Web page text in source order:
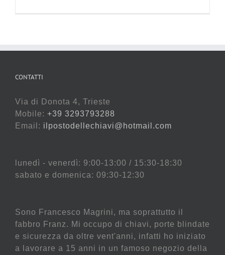
CONTATTI
Via di Donota 4, Trieste
Mobile: +39 3293793288
Email: ilpostodellechiavi@hotmail.com
lunedì - venerdì: 9:00-13:00 / 15:30-18:30
sabato e domenica: 09:30-12:30
Sono Francesco Magrini, ma soprattutto il
fabbro Franz. Mi occupo di chiavi, porte blindate
e sicurezza da oltre vent'anni, infatti ho iniziato
a lavorare a 15 anni in un famoso negozio della